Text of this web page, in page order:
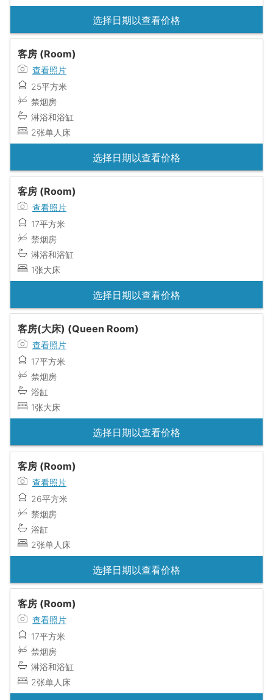
选择日期以查看价格
客房 (Room)
查看照片
25平方米
禁烟房
淋浴和浴缸
2张单人床
选择日期以查看价格
客房 (Room)
查看照片
17平方米
禁烟房
淋浴和浴缸
1张大床
选择日期以查看价格
客房(大床) (Queen Room)
查看照片
17平方米
禁烟房
浴缸
1张大床
选择日期以查看价格
客房 (Room)
查看照片
26平方米
禁烟房
浴缸
2张单人床
选择日期以查看价格
客房 (Room)
查看照片
17平方米
禁烟房
淋浴和浴缸
2张单人床